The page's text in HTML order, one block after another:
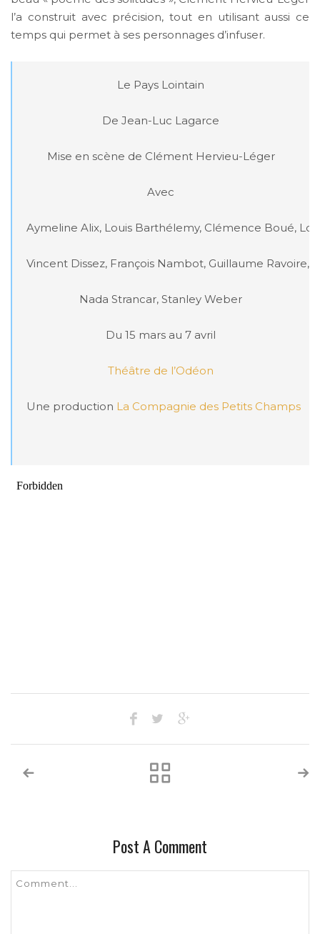
l’a construit avec précision, tout en utilisant aussi ce
temps qui permet à ses personnages d’infuser.
Le Pays Lointain
De Jean-Luc Lagarce
Mise en scène de Clément Hervieu-Léger
Avec
Aymeline Alix, Louis Barthélemy, Clémence Boué,
Vincent Dissez, François Nambot, Guillaume Ravoire,
Nada Strancar, Stanley Weber
Du 15 mars au 7 avril
Théâtre de l’Odéon
Une production La Compagnie des Petits Champs
Post A Comment